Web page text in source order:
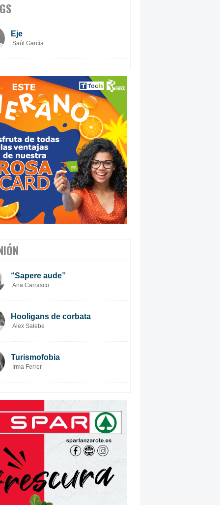
Eje
Saúl García
“Sapere aude”
Ana Carrasco
Hooligans de corbata
Alex Salebe
Turismofobia
Irma Ferrer